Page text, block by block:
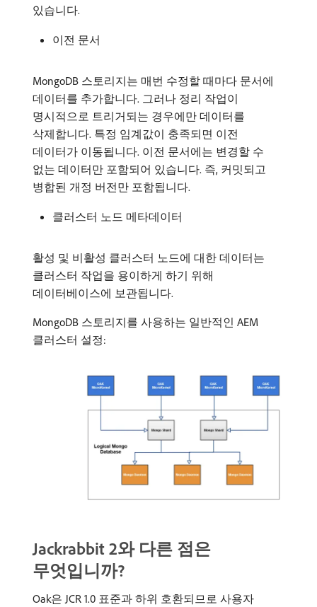
있습니다.
이전 문서
MongoDB 스토리지는 매번 수정할 때마다 문서에
데이터를 추가합니다. 그러나 정리 작업이
명시적으로 트리거되는 경우에만 데이터를
삭제합니다. 특정 임계값이 충족되면 이전
데이터가 이동됩니다. 이전 문서에는 변경할 수
없는 데이터만 포함되어 있습니다. 즉, 커밋되고
병합된 개정 버전만 포함됩니다.
클러스터 노드 메타데이터
활성 및 비활성 클러스터 노드에 대한 데이터는
클러스터 작업을 용이하게 하기 위해
데이터베이스에 보관됩니다.
MongoDB 스토리지를 사용하는 일반적인 AEM
클러스터 설정:
Jackrabbit 2와 다른 점은
무엇입니까?
Oak은 JCR 1.0 표준과 하위 호환되므로 사용자